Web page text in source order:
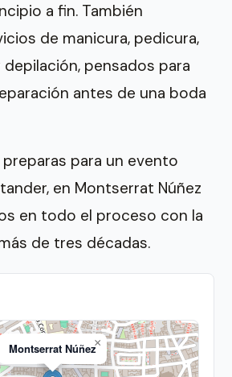
a fin. También
de manicura, pedicura,
pensados para
antes de una boda
para un evento
en Montserrat Núñez
en todo el proceso con la
de tres décadas.
Montserrat Núñez×